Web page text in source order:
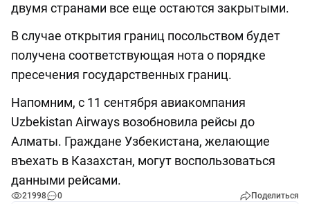
двумя странами все еще остаются закрытыми.
В случае открытия границ посольством будет
получена соответствующая нота о порядке
пресечения государственных границ.
Напомним, с 11 сентября авиакомпания
Uzbekistan Airways возобновила рейсы до
Алматы. Граждане Узбекистана, желающие
въехать в Казахстан, могут воспользоваться
данными рейсами.
21998 0 Поделиться